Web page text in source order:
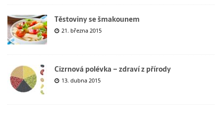
Těstoviny se šmakounem
21. března 2015
Cizrnová polévka – zdraví z přírody
13. dubna 2015